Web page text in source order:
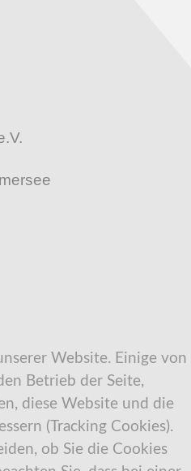
Website. Einige von
Betrieb der Seite,
diese Website und die
(Tracking Cookies).
ob Sie die Cookies